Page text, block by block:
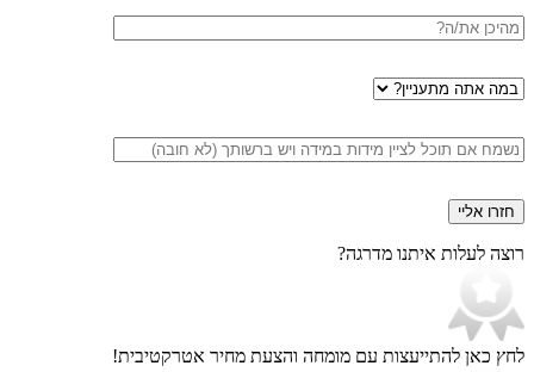
עיר
במה
הערות
רוצה לעלות איתנו מדרגה?
לחץ כאן להתייעצות עם מומחה והצעת מחיר אטרקטיבית!